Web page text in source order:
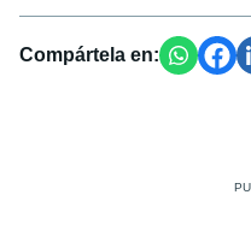
Compártela en: